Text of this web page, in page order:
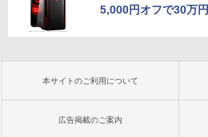
5,000円オフで30万円
本サイトのご利用について
広告掲載のご案内